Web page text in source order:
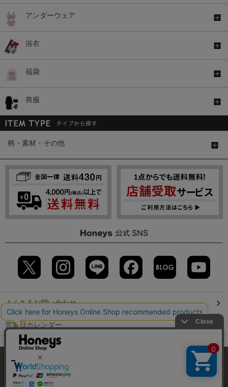
アンダーウェア
浴衣
福袋
喪服
柄・素材・その他
よくあるお問い合わせ
営業日カレンダー
店舗検索
GLOBAL GUIDE（海外からご利用のお客様）
当サイトでは、サイトの利便性向上のため、クッキー(Cookie)を使
用しています。詳しくは「
」をご覧くださ